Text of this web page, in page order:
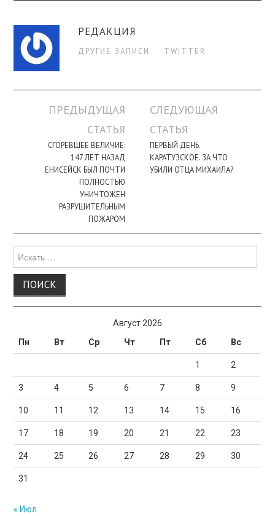
РЕДАКЦИЯ
ДРУГИЕ ЗАПИСИ TWITTER
Навигация
записи
ПРЕДЫДУЩАЯ
СТАТЬЯ
СГОРЕВШЕЕ ВЕЛИЧИЕ:
147 ЛЕТ НАЗАД
ЕНИСЕЙСК БЫЛ ПОЧТИ
ПОЛНОСТЬЮ
УНИЧТОЖЕН
РАЗРУШИТЕЛЬНЫМ
ПОЖАРОМ
СЛЕДУЮЩАЯ
СТАТЬЯ
ПЕРВЫЙ ДЕНЬ.
КАРАТУЗСКОЕ. ЗА ЧТО
УБИЛИ ОТЦА МИХАИЛА?
для:
Август 2026
Пн
Вт Ср Чт Пт Сб Вс
1 2
3 4 5 6 7 8 9
10 11 12 13 14 15 16
17 18 19 20 21 22 23
24 25 26 27 28 29 30
31
« Июл